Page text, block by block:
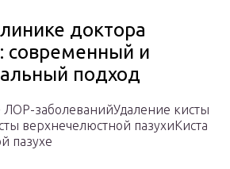
доктора
современный и
подход
заболеванийУдаление кисты
верхнечелюстной пазухиКиста
пазухе